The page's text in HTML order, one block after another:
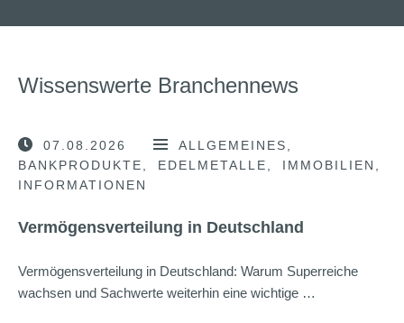
Wissenswerte Branchennews
07.08.2026
ALLGEMEINES
BANKPRODUKTE
EDELMETALLE
IMMOBILIEN
INFORMATIONEN
Vermögensverteilung in Deutschland
Vermögensverteilung in Deutschland: Warum Superreiche
wachsen und Sachwerte weiterhin eine wichtige …